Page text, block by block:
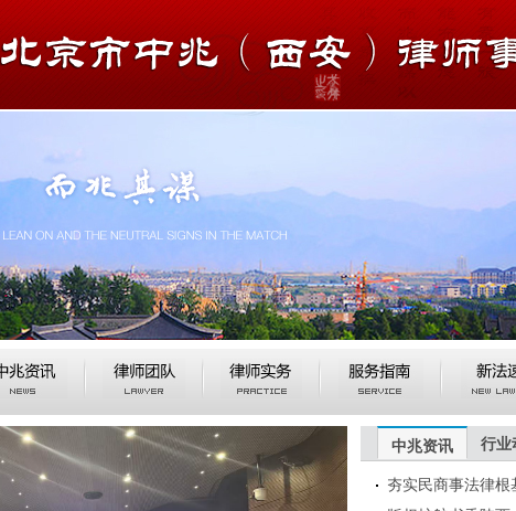
中兆资讯 行业